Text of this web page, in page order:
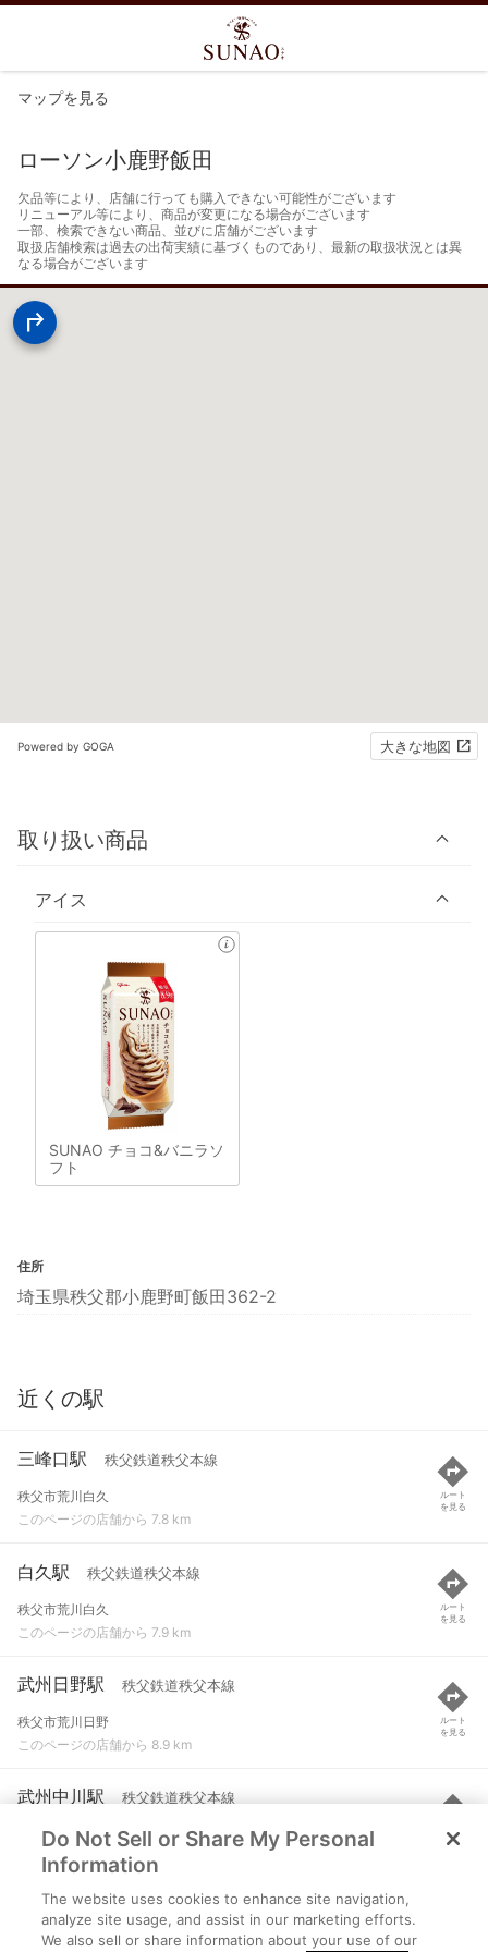
マップを見る
ローソン小鹿野飯田
欠品等により、店舗に行っても購入できない可能性がございます
リニューアル等により、商品が変更になる場合がございます
一部、検索できない商品、並びに店舗がございます
取扱店舗検索は過去の出荷実績に基づくものであり、最新の取扱状況とは異
なる場合がございます
Powered by GOGA 大きな地図
取り扱い商品
アイス
SUNAO チョコ&バニラソ
フト
住所
埼玉県秩父郡小鹿野町飯田362-2
近くの駅
三峰口駅 秩父鉄道秩父本線
秩父市荒川白久
このページの店舗から 7.8 km
ルート
を見る
白久駅 秩父鉄道秩父本線
秩父市荒川白久
このページの店舗から 7.9 km
ルート
を見る
武州日野駅 秩父鉄道秩父本線
秩父市荒川日野
このページの店舗から 8.9 km
ルート
を見る
武州中川駅 秩父鉄道秩父本線
秩父市荒川上田野
このページの店舗から 9 km
ルート
を見る
秩父駅 秩父鉄道秩父本線
秩父市宮側町
Do Not Sell or Share My Personal
Information
The website uses cookies to enhance site navigation,
analyze site usage, and assist in our marketing efforts.
We also sell or share information about your use of our